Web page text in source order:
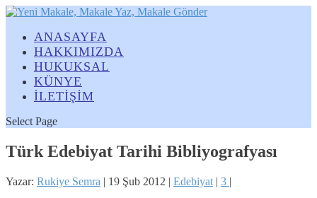
ANASAYFA
HAKKIMIZDA
HUKUKSAL
KÜNYE
İLETİŞİM
Select Page
Türk Edebiyat Tarihi Bibliyografyası
Yazar: Rukiye Semra | 19 Şub 2012 | Edebiyat | 3 |